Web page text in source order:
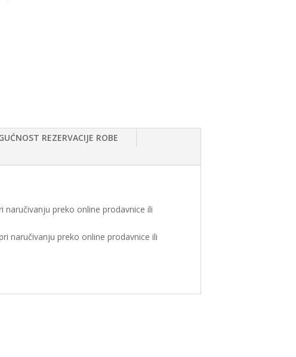
REZERVACIJE ROBE
preko online prodavnice ili
naručivanju preko online prodavnice ili